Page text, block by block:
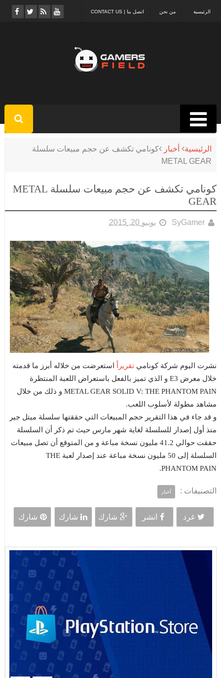
اتصل بنا | CONTACT US من نحن الرئيسية
الرئيسية أخبار
كونامي تكشف عن حجم مبيعات سلسلة
METAL GEAR
كونامي تكشف عن حجم مبيعات سلسلة METAL
GEAR
SyGamer يونيو 20, 2015
نشرت اليوم شركة كونامي تقريراً استعرضت من خلاله أبرز ما قدمته
خلال معرض E3 و الذي تميز بالفعل باستعراض اللعبة المنتظرة
METAL GEAR SOLID V: THE PHANTOM PAIN و ذلك من خلال
مشاهد مطولة لأسلوب اللعب.
و قد جاء في هذا التقرير حجم المبيعات التي حققتها سلسلة ميتل جير
منذ أول إصدار للسلسلة لغاية شهر مارس حيث تم ذكر أن السلسلة
حققت حوالي 41.2 مليون نسخة مباعة و من المتوقع أن تصل مبيعات
السلسلة إلى 50 مليون نسخة مباعة عند إصدار لعبة THE
PHANTOM PAIN.
التصنيفات : أخبار
غرد انشر شارك شارك شارك